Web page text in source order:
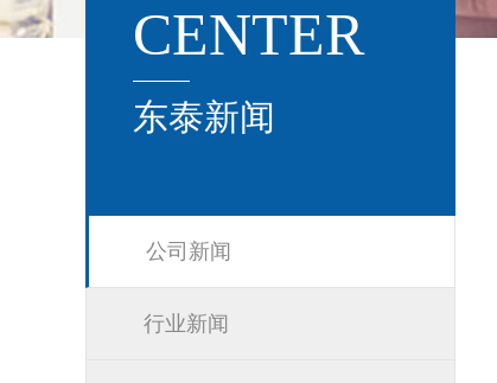
CENTER
东泰新闻
公司新闻
行业新闻